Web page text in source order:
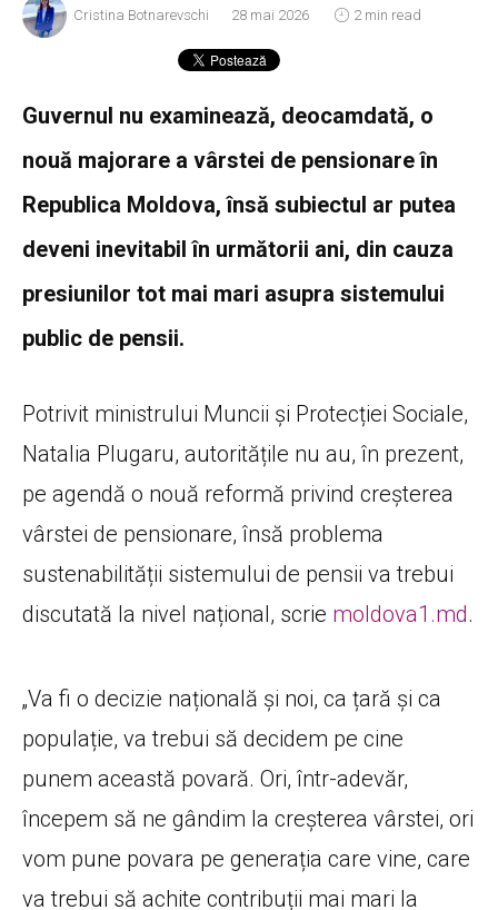
Cristina Botnarevschi 28 mai 2026 2 min read
Guvernul nu examinează, deocamdată, o
nouă majorare a vârstei de pensionare în
Republica Moldova, însă subiectul ar putea
deveni inevitabil în următorii ani, din cauza
presiunilor tot mai mari asupra sistemului
public de pensii.
Potrivit ministrului Muncii și Protecției Sociale,
Natalia Plugaru, autoritățile nu au, în prezent,
pe agendă o nouă reformă privind creșterea
vârstei de pensionare, însă problema
sustenabilității sistemului de pensii va trebui
discutată la nivel național, scrie moldova1.md.
„Va fi o decizie națională și noi, ca țară și ca
populație, va trebui să decidem pe cine
punem această povară. Ori, într-adevăr,
începem să ne gândim la creșterea vârstei, ori
vom pune povara pe generația care vine, care
va trebui să achite contribuții mai mari la